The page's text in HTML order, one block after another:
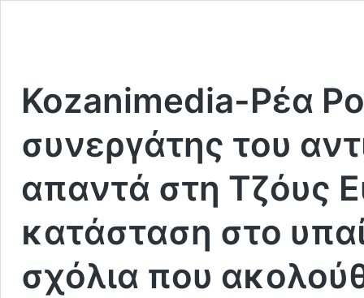
Kozanimedia-Ρέα
συνεργάτης του
απαντά στη Τζόυς
κατάσταση στο
σχόλια που